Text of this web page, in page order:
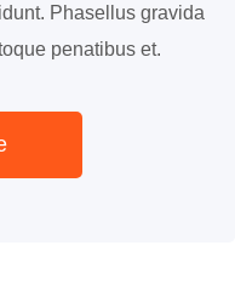
Phasellus gravida
penatibus et.